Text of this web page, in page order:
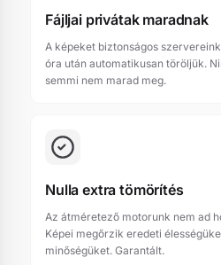
Fájljai privátak maradnak
A képeket biztonságos
óra után automatikusan töröljük.
semmi nem marad meg.
Nulla extra tömörítés
Az átméretező motorunk nem ad
Képei megőrzik eredeti
minőségüket. Garantált.